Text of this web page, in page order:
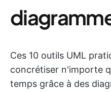
Ces 10 outils UML
concrétiser n'importe
temps grâce à des